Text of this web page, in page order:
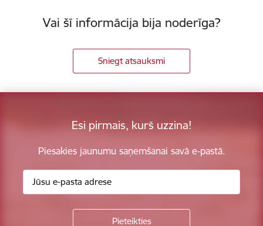
Vai šī informācija bija noderīga?
Sniegt atsauksmi
Esi pirmais, kurš uzzina!
Piesakies jaunumu saņemšanai savā e-pastā.